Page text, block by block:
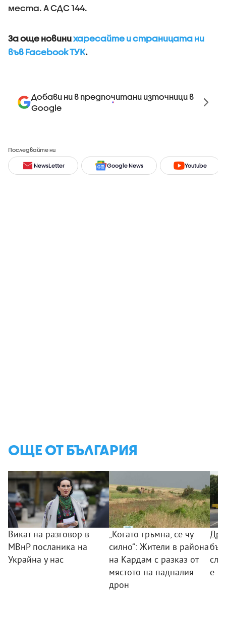
места. А СДС 144.
За още новинихаресайте и страницата ни
във Facebook ТУК.
Добави ни в предпочитани източници в
Google
Последвайте ни
NewsLetter Google News Youtube
ОЩЕ ОТ БЪЛГАРИЯ
Викат на разговор в
МВнР посланика на
Украйна у нас
„Когато гръмна, се чу
силно“: Жители в района
на Кардам с разказ от
мястото на падналия
дрон
е